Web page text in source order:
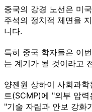
중국의 강경 노선은 미
주석의 정치적 체면을
니다.
특히 중국 학자들은 이
는 계기가 될 것이라고
양젠원 상하이 사회과
트(SCMP)에 "외부 압
"기술 자립과 안보 강화